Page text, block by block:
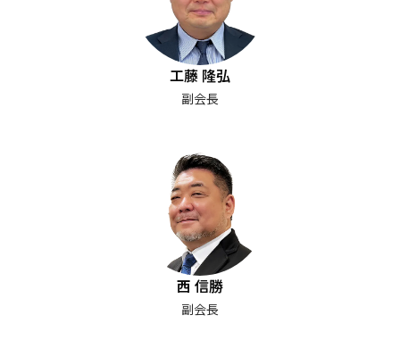
工藤 隆弘
副会長
西 信勝
副会長